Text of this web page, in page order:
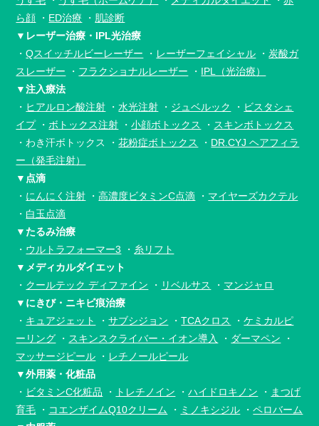
ら顔 ・ ED治療 ・ 肌診断
▼レーザー治療・IPL光治療
・Qスイッチルビーレーザー ・ レーザーフェイシャル ・ 炭酸ガ
スレーザー ・ フラクショナルレーザー ・ IPL（光治療）
▼注入療法
・ ヒアルロン酸注射 ・水光注射 ・ ジュベルック ・ ビスタシェ
イプ・ ボトックス注射 ・小顔ボトックス ・ スキンボトックス
・わき汗ボトックス
・花粉症ボトックス ・ DR.CYJ ヘアフィラ
ー（発毛注射）
▼点滴
・ にんにく注射 ・高濃度ビタミンC点滴 ・ マイヤーズカクテル
・ 白玉点滴
▼たるみ治療
・ ウルトラフォーマー3 ・ 糸リフト
▼メディカルダイエット
・ クールテック ディファイン ・ リベルサス ・ マンジャロ
▼にきび・ニキビ痕治療
・ キュアジェット ・サブシジョン ・TCAクロス ・ケミカルピ
ーリング ・ スキンスクライバー・イオン導入 ・ ダーマペン ・
マッサージピール ・ レチノールピール
▼外用薬・化粧品
・ ビタミンC化粧品 ・ トレチノイン ・ハイドロキノン ・ まつげ
育毛 ・ コエンザイムQ10クリーム ・ ミノキシジル ・ペロバーム